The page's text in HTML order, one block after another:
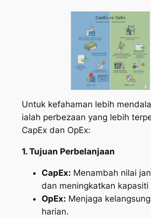
Untuk kefahaman lebih
ialah perbezaan yang lebih
CapEx dan OpEx:
1. Tujuan Perbelanjaan
CapEx: Menambah nilai
dan meningkatkan kapasiti
OpEx: Menjaga
harian.